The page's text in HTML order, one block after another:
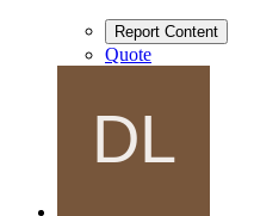
Report Content
Quote